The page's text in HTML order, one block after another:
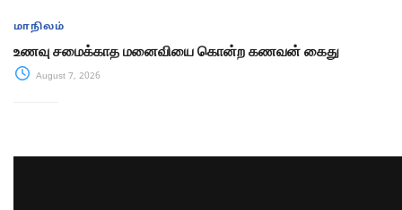
மாநிலம்
உணவு சமைக்காத மனைவியை கொன்ற கணவன் கைது
August 7, 2026